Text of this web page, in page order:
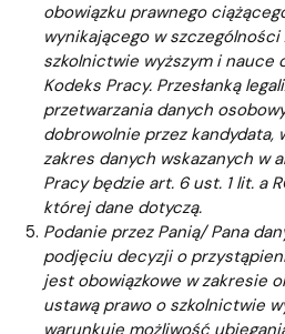
obowiązku prawnego
wynikającego w szczególności
szkolnictwie wyższym i nauce
Kodeks Pracy. Przesłanką
przetwarzania danych
dobrowolnie przez kandydata,
zakres danych wskazanych w
Pracy będzie art. 6 ust. 1 lit. a
której dane dotyczą.
Podanie przez Panią/ Pana
podjęciu decyzji o
jest obowiązkowe w zakresie
ustawą prawo o szkolnictwie